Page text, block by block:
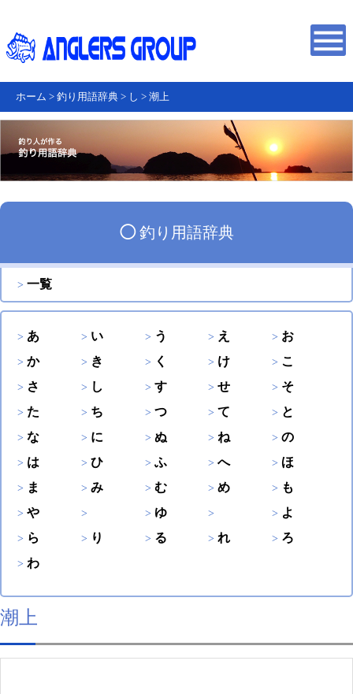
ホーム > 釣り用語辞典 > し > 潮上
◯釣り用語辞典
一覧
あ い う え
お
か
き く け
こ
さ
し す せ
そ
た
ち つ て
と
な
に ぬ ね
の
は
ひ ふ へ
ほ
ま
み む め
も
や
ゆ
よ
ら
り る れ
ろ
わ
潮上